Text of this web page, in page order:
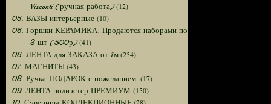
Visconti (ручная работа)(12)
05. ВАЗЫ интерьерные (10)
06. Горшки КЕРАМИКА. Продаются наборами по
3 шт (500р)(41)
06. ЛЕНТА для ЗАКАЗА от 1м(254)
07. МАГНИТЫ(43)
08. Ручка-ПОДАРОК с пожеланием. (17)
09. ЛЕНТА полиэстер ПРЕМИУМ (150)